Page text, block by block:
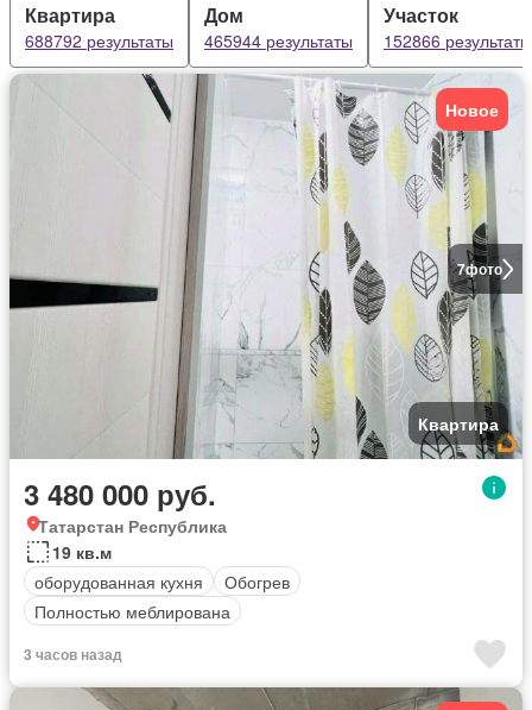
Квартира
688792 результаты
Дом
465944 результаты
Участок
152866 результаты
7фото
Новое
Квартира
3 480 000 руб.
Татарстан Республика
19 кв.м
оборудованная кухня
Обогрев
Полностью меблирована
3 часов назад